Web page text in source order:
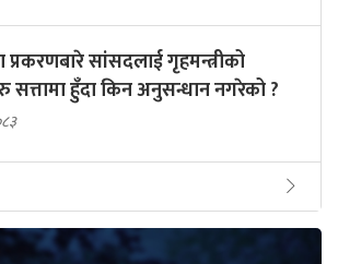
प्रकरणबारे सांसदलाई गृहमन्त्रीको
सत्तामा हुँदा किन अनुसन्धान नगरेको ?